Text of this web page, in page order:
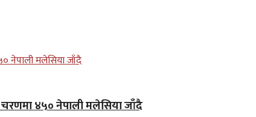
४५० नेपाली मलेसिया जाँदै